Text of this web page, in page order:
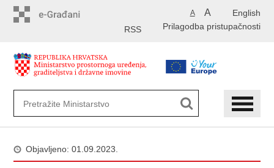
English
A A
Prilagodba pristupačnosti
RSS
Objavljeno: 01.09.2023.